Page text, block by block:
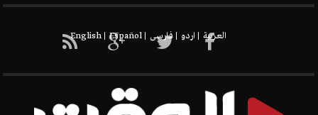
العربیة اردو فارسی Español
English